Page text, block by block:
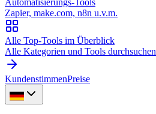
Automatisierungs-Tools
Zapier, make.com, n8n u.v.m.
Alle Top-Tools im Überblick
Alle Kategorien und Tools durchsuchen
KundenstimmenPreise